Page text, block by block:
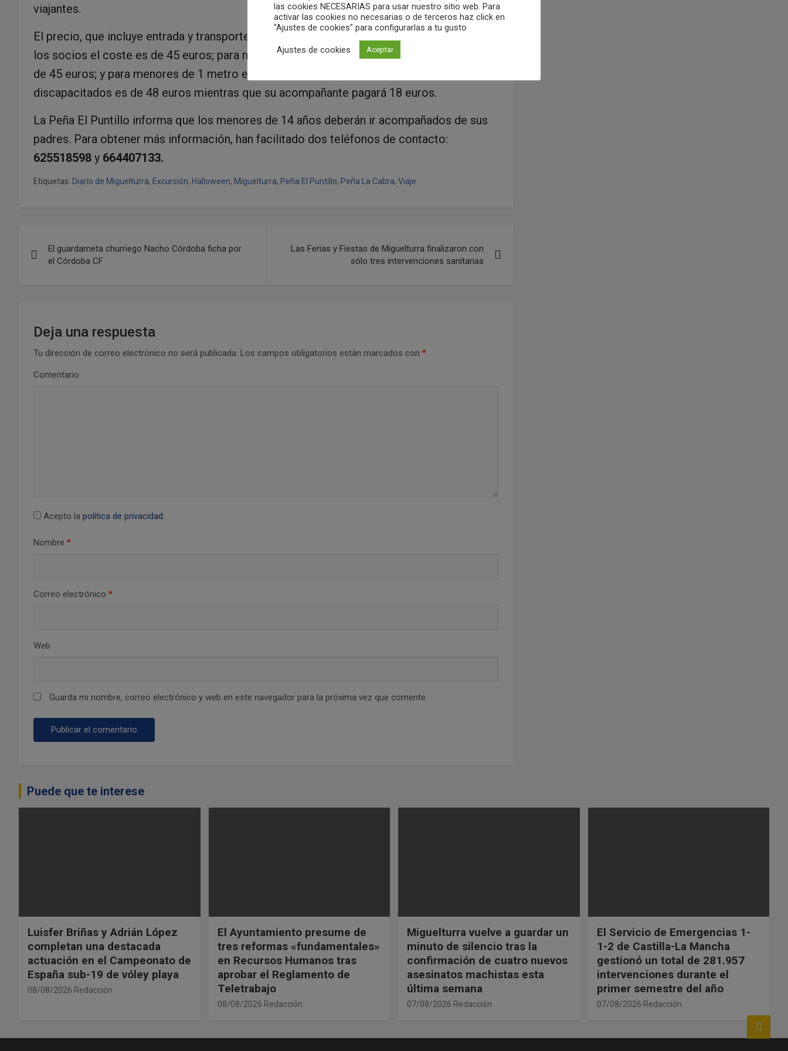
viajantes.
El precio, que incluye entrada y transporte en autobús, es de
48 euros por persona
los socios el coste es de 45 euros; para menores de 1,40 metros el precio es igualmente
de 45 euros; y para menores de 1 metro es de 18 euros. Por su parte, el precio para los
discapacitados es de 48 euros mientras que su acompañante pagará 18 euros.
La Peña El Puntillo informa que los menores de 14 años deberán ir acompañados de sus
padres. Para obtener más información, han facilitado dos teléfonos de contacto:
625518598 y 664407133.
Etiquetas: Diario de Miguelturra, Excursión, Halloween, Miguelturra, Peña El Puntillo, Peña La Cabra, Viaje
El guardameta churriego Nacho Córdoba ficha por
el Córdoba CF
Las Ferias y Fiestas de Miguelturra finalizaron con
sólo tres intervenciones sanitarias
Deja una respuesta
Tu dirección de correo electrónico no será publicada. Los campos obligatorios están marcados con *
Comentario
Acepto la política de privacidad.
Nombre *
Correo electrónico *
Web
Guarda mi nombre, correo electrónico y web en este navegador para la próxima vez que comente.
Puede que te interese
Luisfer Briñas y Adrián López
completan una destacada
actuación en el Campeonato de
España sub-19 de vóley playa
08/08/2026 Redacción
El Ayuntamiento presume de
tres reformas «fundamentales»
en Recursos Humanos tras
aprobar el Reglamento de
Teletrabajo
08/08/2026 Redacción
Miguelturra vuelve a guardar un
minuto de silencio tras la
confirmación de cuatro nuevos
asesinatos machistas esta
última semana
07/08/2026 Redacción
El Servicio de Emergencias 1-
1-2 de Castilla-La Mancha
gestionó un total de 281.957
intervenciones durante el
primer semestre del año
07/08/2026 Redacción
las cookies NECESARIAS para usar nuestro sitio web. Para
activar las cookies no necesarias o de terceros haz click en
"Ajustes de cookies" para configurarlas a tu gusto
Ajustes de cookies Aceptar